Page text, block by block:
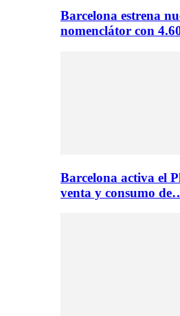
Barcelona estrena
nomenclátor con
Barcelona activa el
venta y consumo